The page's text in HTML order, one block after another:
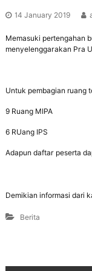
14 January 2019
Memasuki pertengahan
menyelenggarakan Pra
Untuk pembagian ruang
9 Ruang MIPA
6 RUang IPS
Adapun daftar peserta
Demikian informasi dari
Berita